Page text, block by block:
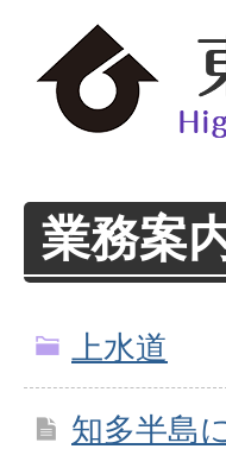
業務案
上水道
知多半島